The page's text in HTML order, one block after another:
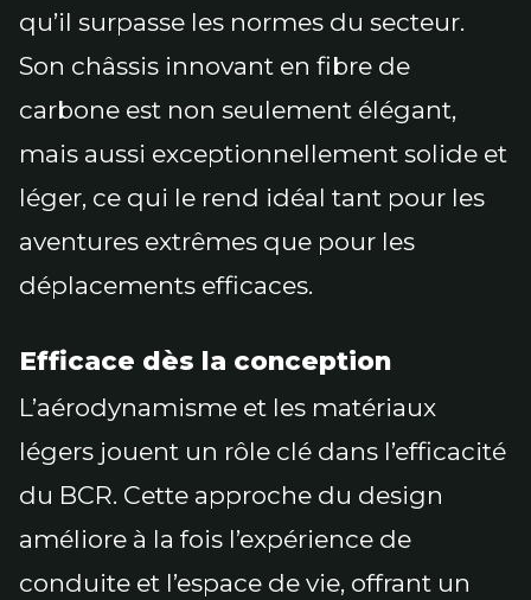
qu’il surpasse les normes du secteur.
Son châssis innovant en fibre de
carbone est non seulement élégant,
mais aussi exceptionnellement solide et
léger, ce qui le rend idéal tant pour les
aventures extrêmes que pour les
déplacements efficaces.
Efficace dès la conception
L’aérodynamisme et les matériaux
légers jouent un rôle clé dans l’efficacité
du BCR. Cette approche du design
améliore à la fois l’expérience de
conduite et l’espace de vie, offrant un